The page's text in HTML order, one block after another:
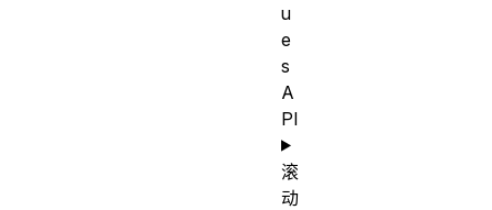
u
e
s
A
PI
滚
动